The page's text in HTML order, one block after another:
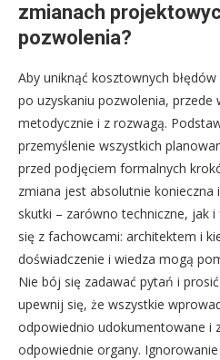
zmianach
pozwolenia?
Aby uniknąć kosztownych
po uzyskaniu pozwolenia, przede
metodycznie i z rozwagą.
przemyślenie wszystkich
przed podjęciem formalnych
zmiana jest absolutnie konieczna
skutki – zarówno techniczne, jak
się z fachowcami: architektem i
doświadczenie i wiedza mogą
Nie bój się zadawać pytań i
upewnij się, że wszystkie
odpowiednio udokumentowane i
odpowiednie organy.